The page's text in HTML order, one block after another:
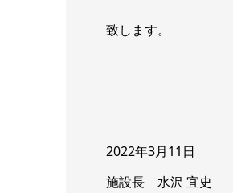
致します。
2022年3月11日
施設長 水沢 宜史